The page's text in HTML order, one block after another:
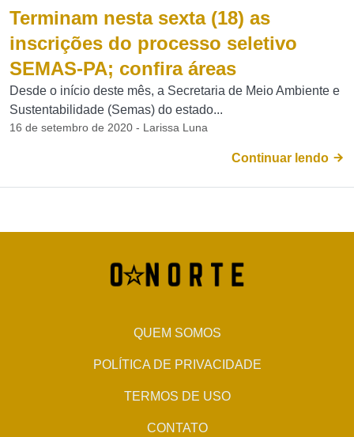
Terminam nesta sexta (18) as
inscrições do processo seletivo
SEMAS-PA; confira áreas
Desde o início deste mês, a Secretaria de Meio Ambiente e
Sustentabilidade (Semas) do estado...
16 de setembro de 2020 - Larissa Luna
Continuar lendo
QUEM SOMOS
POLÍTICA DE PRIVACIDADE
TERMOS DE USO
CONTATO